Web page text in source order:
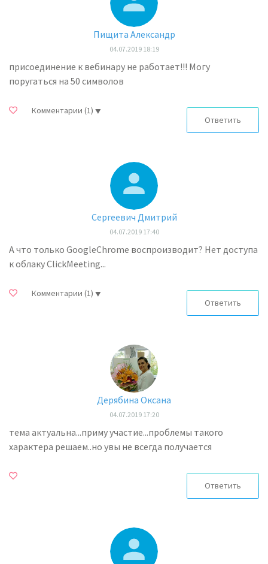
Пищита Александр
04.07.2019 18:19
присоединение к вебинару не работает!!! Могу
поругаться на 50 символов
Комментарии (1)
Ответить
Сергеевич Дмитрий
04.07.2019 17:40
А что только GoogleChrome воспроизводит? Нет доступа
к облаку ClickMeeting...
Комментарии (1)
Ответить
Дерябина Оксана
04.07.2019 17:20
тема актуальна...приму участие...проблемы такого
характера решаем..но увы не всегда получается
Ответить